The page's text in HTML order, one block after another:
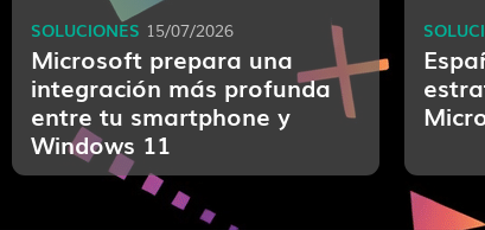
Microsoft prepara una
integración más profunda
entre tu smartphone y
Windows 11
SOLUCIONES 15/07/2026